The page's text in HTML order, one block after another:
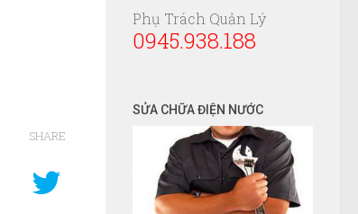
SHARE
Phụ Trách Quản Lý
0945.938.188
SỬA CHỮA ĐIỆN NƯỚC